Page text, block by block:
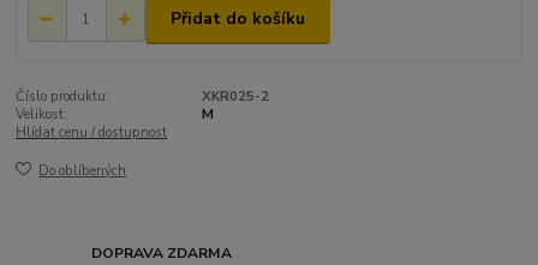
Přidat do košíku
Číslo produktu:
XKR025-2
Velikost:
M
Hlídat cenu / dostupnost
Do oblíbených
DOPRAVA ZDARMA